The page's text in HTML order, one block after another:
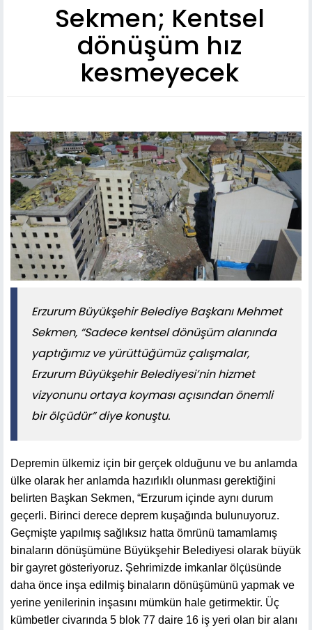
Sekmen; Kentsel
dönüşüm hız
kesmeyecek
Erzurum Büyükşehir Belediye Başkanı Mehmet
Sekmen, “Sadece kentsel dönüşüm alanında
yaptığımız ve yürüttüğümüz çalışmalar,
Erzurum Büyükşehir Belediyesi’nin hizmet
vizyonunu ortaya koyması açısından önemli
bir ölçüdür” diye konuştu.
Depremin ülkemiz için bir gerçek olduğunu ve bu anlamda
ülke olarak her anlamda hazırlıklı olunması gerektiğini
belirten Başkan Sekmen, “Erzurum içinde aynı durum
geçerli. Birinci derece deprem kuşağında bulunuyoruz.
Geçmişte yapılmış sağlıksız hatta ömrünü tamamlamış
binaların dönüşümüne Büyükşehir Belediyesi olarak büyük
bir gayret gösteriyoruz. Şehrimizde imkanlar ölçüsünde
daha önce inşa edilmiş binaların dönüşümünü yapmak ve
yerine yenilerinin inşasını mümkün hale getirmektir. Üç
kümbetler civarında 5 blok 77 daire 16 iş yeri olan bir alanı